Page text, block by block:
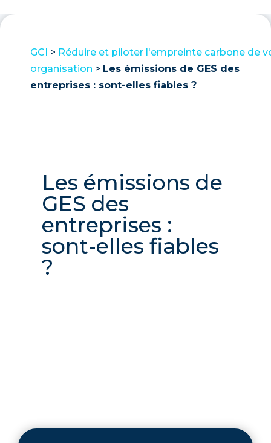
GCI > Réduire et piloter l'empreinte carbone de
organisation > Les émissions de GES des
entreprises : sont-elles fiables ?
Les émissions de
GES des
entreprises :
sont-elles fiables
?